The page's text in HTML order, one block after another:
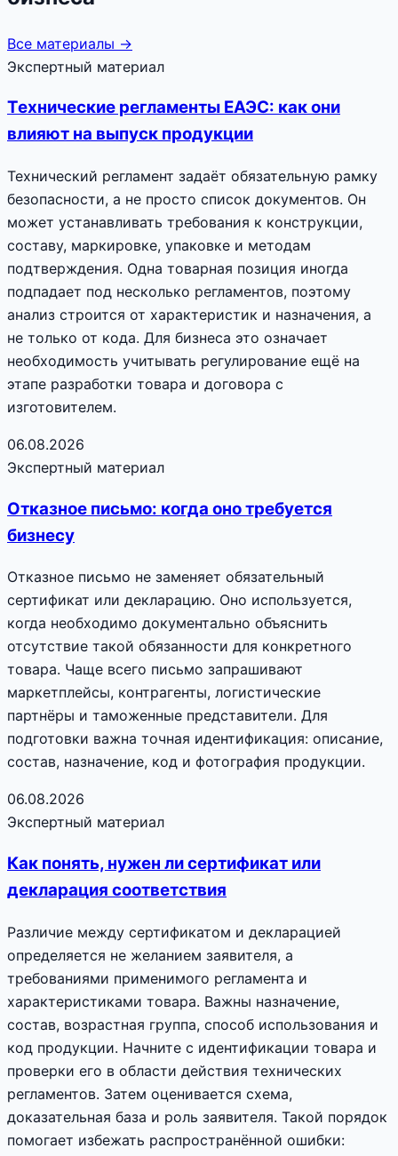
Все материалы →
Экспертный материал
Технические регламенты ЕАЭС: как они
влияют на выпуск продукции
Технический регламент задаёт обязательную рамку
безопасности, а не просто список документов. Он
может устанавливать требования к конструкции,
составу, маркировке, упаковке и методам
подтверждения. Одна товарная позиция иногда
подпадает под несколько регламентов, поэтому
анализ строится от характеристик и назначения, а
не только от кода. Для бизнеса это означает
необходимость учитывать регулирование ещё на
этапе разработки товара и договора с
изготовителем.
06.08.2026
Экспертный материал
Отказное письмо: когда оно требуется
бизнесу
Отказное письмо не заменяет обязательный
сертификат или декларацию. Оно используется,
когда необходимо документально объяснить
отсутствие такой обязанности для конкретного
товара. Чаще всего письмо запрашивают
маркетплейсы, контрагенты, логистические
партнёры и таможенные представители. Для
подготовки важна точная идентификация: описание,
состав, назначение, код и фотография продукции.
06.08.2026
Экспертный материал
Как понять, нужен ли сертификат или
декларация соответствия
Различие между сертификатом и декларацией
определяется не желанием заявителя, а
требованиями применимого регламента и
характеристиками товара. Важны назначение,
состав, возрастная группа, способ использования и
код продукции. Начните с идентификации товара и
проверки его в области действия технических
регламентов. Затем оценивается схема,
доказательная база и роль заявителя. Такой порядок
помогает избежать распространённой ошибки: